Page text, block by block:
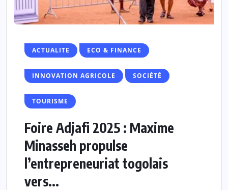
ACTUALITE ECO & FINANCE
INNOVATION AGRICOLE SOCIÉTÉ
TOURISME
Foire Adjafi 2025 : Maxime
Minasseh propulse
l’entrepreneuriat togolais
vers...